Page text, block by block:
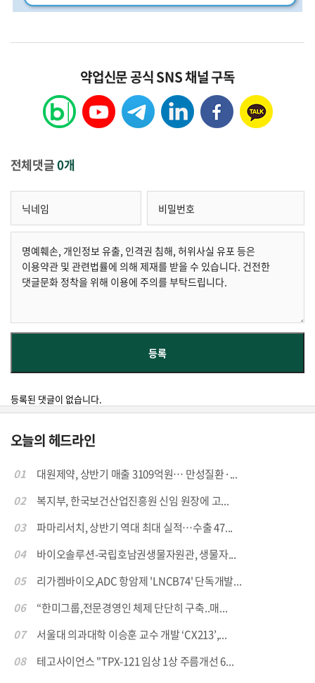
약업신문 공식 SNS 채널 구독
전체댓글0개
등록된 댓글이 없습니다.
오늘의 헤드라인
01
대원제약, 상반기 매출 3109억원… 만성질환·...
02
복지부, 한국보건산업진흥원 신임 원장에 고...
03
파마리서치, 상반기 역대 최대 실적…수출 47...
04
바이오솔루션-국립호남권생물자원관, 생물자...
05
리가켐바이오,ADC 항암제 'LNCB74' 단독개발...
06
“한미그룹,전문경영인 체제 단단히 구축..매...
07
서울대 의과대학 이승훈 교수 개발 ‘CX213’,...
08
테고사이언스 "TPX-121 임상 1상 주름개선 6...